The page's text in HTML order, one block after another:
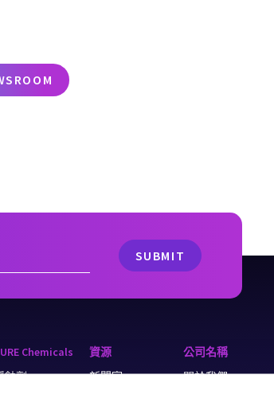
Chemicals
蝕劑
資源
新聞室
公司名稱
關於我們